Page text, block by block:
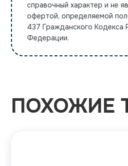
справочный характер и не
офертой, определяемой
437 Гражданского Кодекса
Федерации.
ПОХОЖИЕ